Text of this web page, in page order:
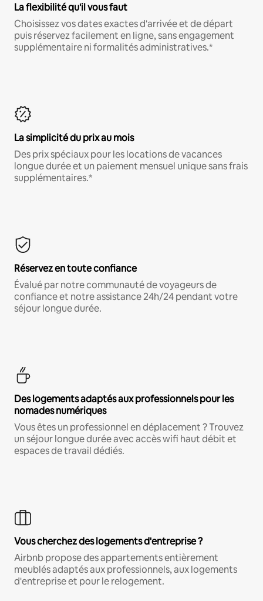
La flexibilité qu'il vous faut
Choisissez vos dates exactes d'arrivée et de départ
puis réservez facilement en ligne, sans engagement
supplémentaire ni formalités administratives.*
La simplicité du prix au mois
Des prix spéciaux pour les locations de vacances
longue durée et un paiement mensuel unique sans frais
supplémentaires.*
Réservez en toute confiance
Évalué par notre communauté de voyageurs de
confiance et notre assistance 24h/24 pendant votre
séjour longue durée.
Des logements adaptés aux professionnels pour les
nomades numériques
Vous êtes un professionnel en déplacement ? Trouvez
un séjour longue durée avec accès wifi haut débit et
espaces de travail dédiés.
Vous cherchez des logements d'entreprise ?
Airbnb propose des appartements entièrement
meublés adaptés aux professionnels, aux logements
d'entreprise et pour le relogement.